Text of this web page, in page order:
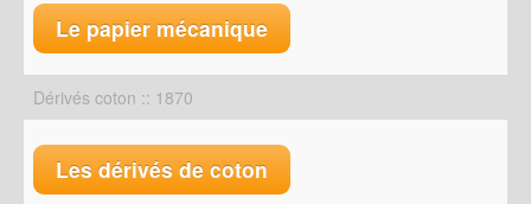
Le papier mécanique
Dérivés coton :: 1870
Les dérivés de coton